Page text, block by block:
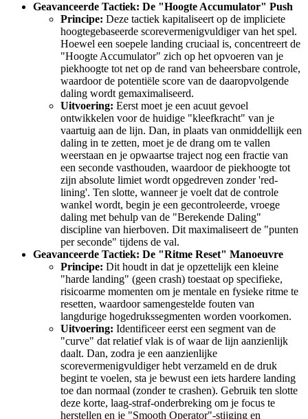
Geavanceerde Tactiek: De "Hoogte Accumulator" Push
Principe: Deze tactiek kapitaliseert op de impliciete
hoogtegebaseerde scorevermenigvuldiger van het spel.
Hoewel een soepele landing cruciaal is, concentreert de
"Hoogte Accumulator" zich op het opvoeren van je
piekhoogte tot net op de rand van beheersbare controle,
waardoor de potentiële score van de daaropvolgende
daling wordt gemaximaliseerd.
Uitvoering: Eerst moet je een acuut gevoel
ontwikkelen voor de huidige "kleefkracht" van je
vaartuig aan de lijn. Dan, in plaats van onmiddellijk een
daling in te zetten, moet je de drang om te vallen
weerstaan en je opwaartse traject nog een fractie van
een seconde vasthouden, waardoor de piekhoogte tot
zijn absolute limiet wordt opgedreven zonder 'red-
lining'. Ten slotte, wanneer je voelt dat de controle
wankel wordt, begin je een gecontroleerde, vroege
daling met behulp van de "Berekende Daling"
discipline van hierboven. Dit maximaliseert de "punten
per seconde" tijdens de val.
Geavanceerde Tactiek: De "Ritme Reset" Manoeuvre
Principe: Dit houdt in dat je opzettelijk een kleine
"harde landing" (geen crash) toestaat op specifieke,
risicoarme momenten om je mentale en fysieke ritme te
resetten, waardoor samengestelde fouten van
langdurige hogedrukssegmenten worden voorkomen.
Uitvoering: Identificeer eerst een segment van de
"curve" dat relatief vlak is of waar de lijn aanzienlijk
daalt. Dan, zodra je een aanzienlijke
scorevermenigvuldiger hebt verzameld en de druk
begint te voelen, sta je bewust een iets hardere landing
toe dan normaal (zonder te crashen). Gebruik ten slotte
deze korte, laag-straf-onderbreking om je focus te
herstellen en je "Smooth Operator"-stijging en